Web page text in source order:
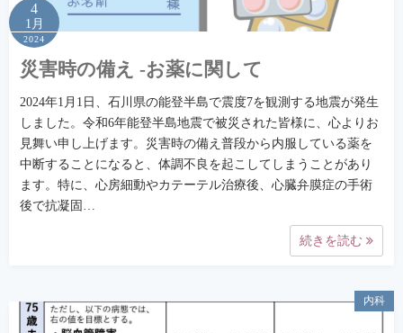
4
1月
2024
災害時の備え -お薬に関して
2024年1月1日、石川県の能登半島で震度7を観測する地震が発生
しました。令和6年能登半島地震で被災された皆様に、心よりお
見舞い申し上げます。災害時の備え普段から内服している薬を
中断することになると、体調不良を起こしてしまうことがあり
ます。特に、心房細動やカテーテル治療後、心臓弁膜症の手術
後で抗凝固…
続きを読む
内科